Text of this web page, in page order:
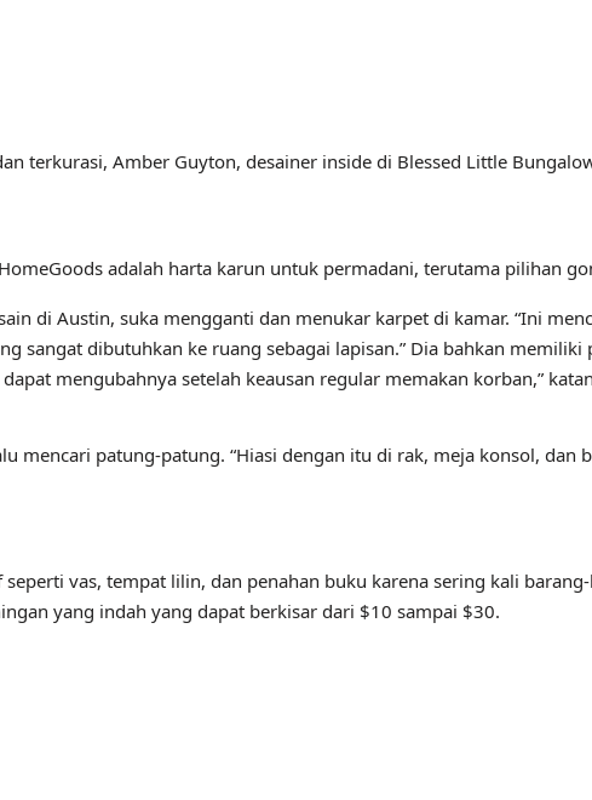
terkurasi, Amber Guyton, desainer inside di Blessed Little
adalah harta karun untuk permadani, terutama pilihan
di Austin, suka mengganti dan menukar karpet di kamar. “Ini
sangat dibutuhkan ke ruang sebagai lapisan.” Dia bahkan
mengubahnya setelah keausan regular memakan korban,”
mencari patung-patung. “Hiasi dengan itu di rak, meja konsol,
vas, tempat lilin, dan penahan buku karena sering kali
yang indah yang dapat berkisar dari $10 sampai $30.